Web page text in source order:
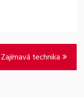
Zajímavá technika